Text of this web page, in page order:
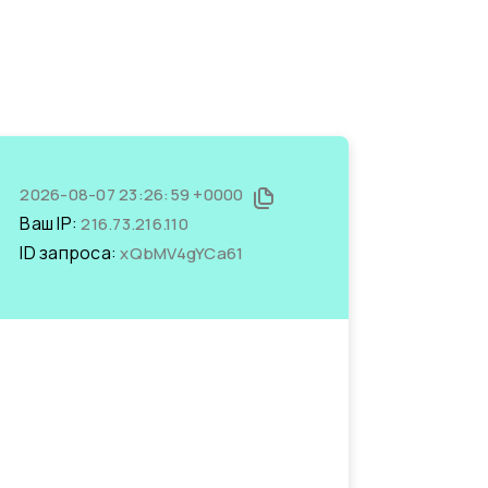
2026-08-07 23:26:59 +0000
Ваш IP:216.73.216.110
ID запроса:xQbMV4gYCa61